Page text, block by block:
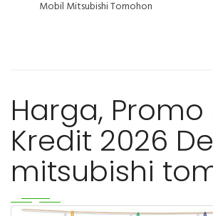
Mobil Mitsubishi Tomohon
Harga, Promo
Kredit 2026
mitsubishi